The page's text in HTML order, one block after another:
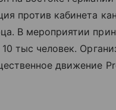
против кабинета
В мероприятии
тыс человек.
движение